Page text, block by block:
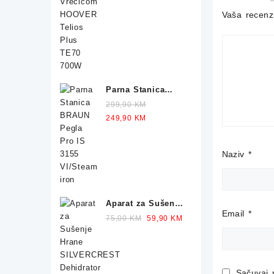
Vaša
Naziv *
Email *
Parna Stanica
BRAUN Pegla IS
1012 2400W
299,90KM
Original
249,90 KM
Aparat za Sušenje
Hrane
75,00KM
Original
59,90 KM